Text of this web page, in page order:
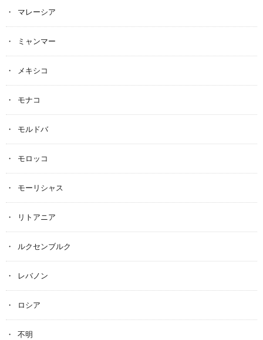
マレーシア
ミャンマー
メキシコ
モナコ
モルドバ
モロッコ
モーリシャス
リトアニア
ルクセンブルク
レバノン
ロシア
不明